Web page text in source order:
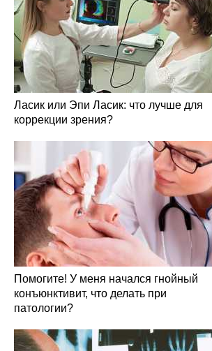
Ласик или Эпи Ласик: что лучше для
коррекции зрения?
Помогите! У меня начался гнойный
конъюнктивит, что делать при
патологии?